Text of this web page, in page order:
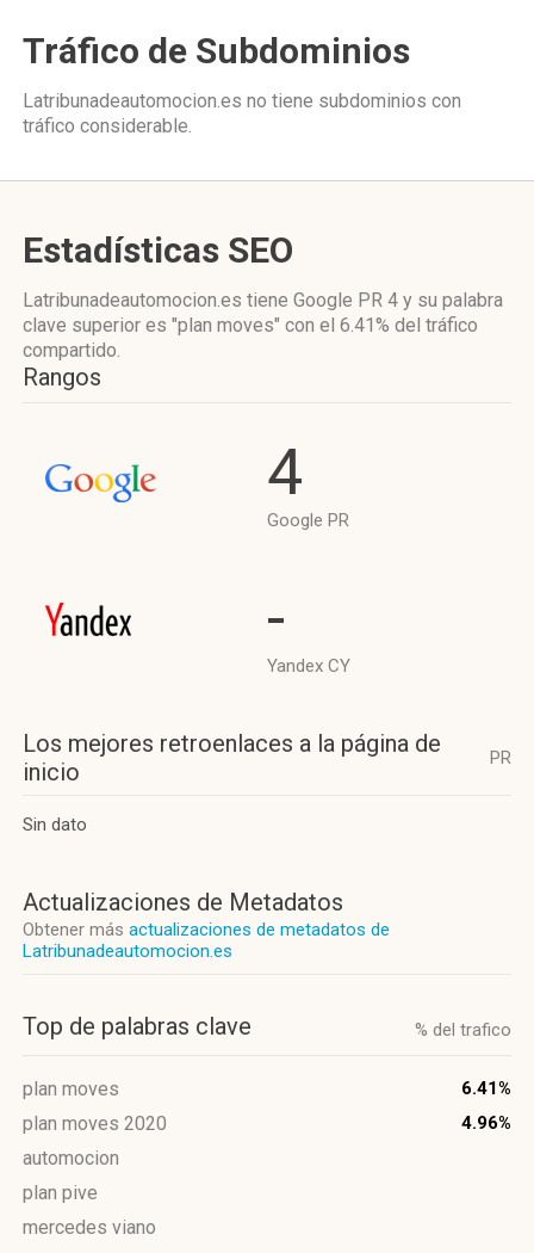
Tráfico de Subdominios
Latribunadeautomocion.es no tiene subdominios con
tráfico considerable.
Estadísticas SEO
Latribunadeautomocion.es tiene Google PR 4 y su palabra
clave superior es "plan moves" con el 6.41% del tráfico
compartido.
Rangos
4
Google PR
-
Yandex CY
Los mejores retroenlaces a la página de
inicio
PR
Sin dato
Actualizaciones de Metadatos
Obtener más actualizaciones de metadatos de
Latribunadeautomocion.es
Top de palabras clave % del trafico
plan moves 6.41%
plan moves 2020 4.96%
automocion
plan pive
mercedes viano